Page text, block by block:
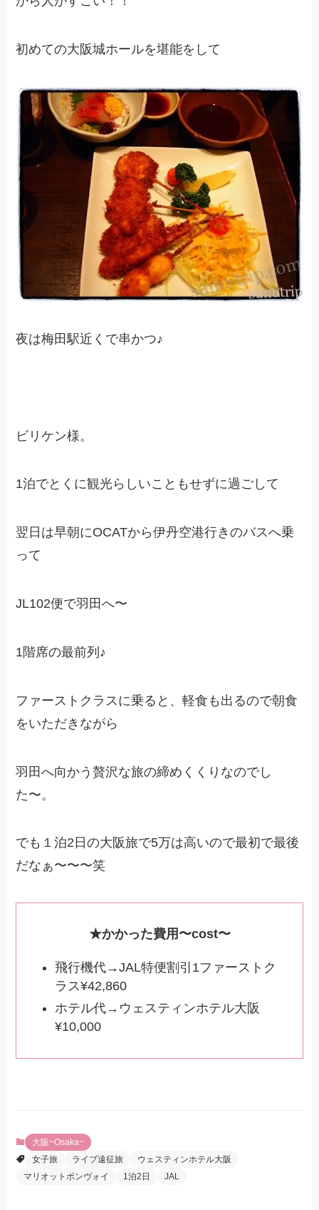
初めての大阪城ホールを堪能をして
夜は梅田駅近くで串かつ♪
ビリケン様。
1泊でとくに観光らしいこともせずに過ごして
翌日は早朝にOCATから伊丹空港行きのバスへ乗
って
JL102便で羽田へ〜
1階席の最前列♪
ファーストクラスに乗ると、軽食も出るので朝食
をいただきながら
羽田へ向かう贅沢な旅の締めくくりなのでし
た〜。
でも１泊2日の大阪旅で5万は高いので最初で最後
だなぁ〜〜〜笑
★かかった費用〜cost〜
飛行機代→JAL特便割引1ファーストク
ラス¥42,860
ホテル代→ウェスティンホテル大阪
¥10,000
大阪~Osaka~
女子旅
ライブ遠征旅
ウェスティンホテル大阪
マリオットボンヴォイ
1泊2日 JAL